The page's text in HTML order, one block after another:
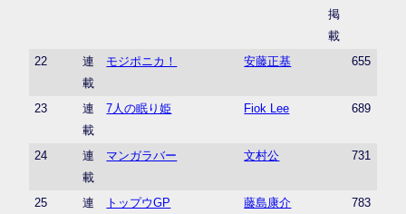
掲
載
22
連
載
モジポニカ！ 安藤正基 655
23
連
載
7人の眠り姫 Fiok Lee 689
24
連
載
マンガラバー 文村公 731
25 連 トップウGP 藤島康介 783